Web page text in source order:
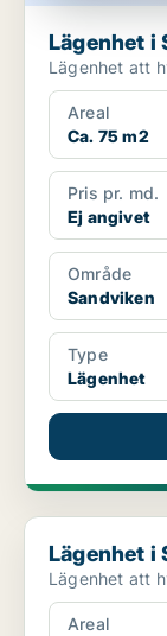
Lägenhet i
Areal
Ca. 75 m2
Pris pr. md.
Ej angivet
Område
Sandviken
Type
Lägenhet
Lägenhet i
Lägenhet i
Areal